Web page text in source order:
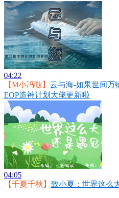
04:22
【M小冯哒】 云与海-如果世间万
EOP造神计划大佬更新啦
04:05
【千夏千秋】 致小夏：世界这么